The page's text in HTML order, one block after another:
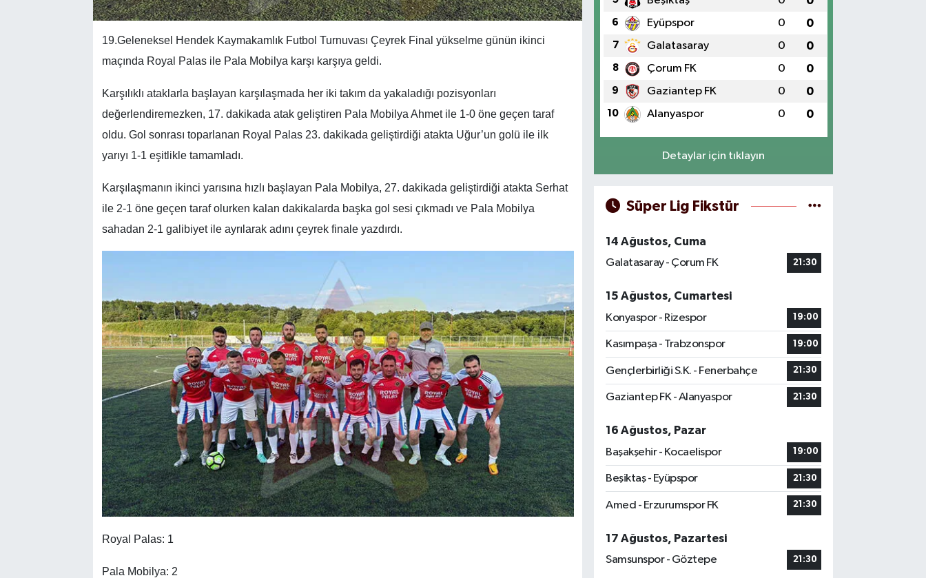
19.Geleneksel Hendek Kaymakamlık Futbol Turnuvası Çeyrek Final yükselme günün ikinci
maçında Royal Palas ile Pala Mobilya karşı karşıya geldi.
Karşılıklı ataklarla başlayan karşılaşmada her iki takım da yakaladığı pozisyonları
değerlendiremezken, 17. dakikada atak geliştiren Pala Mobilya Ahmet ile 1-0 öne geçen taraf
oldu. Gol sonrası toparlanan Royal Palas 23. dakikada geliştirdiği atakta Uğur’un golü ile ilk
yarıyı 1-1 eşitlikle tamamladı.
Karşılaşmanın ikinci yarısına hızlı başlayan Pala Mobilya, 27. dakikada geliştirdiği atakta Serhat
ile 2-1 öne geçen taraf olurken kalan dakikalarda başka gol sesi çıkmadı ve Pala Mobilya
sahadan 2-1 galibiyet ile ayrılarak adını çeyrek finale yazdırdı.
Royal Palas: 1
Pala Mobilya: 2
6 Eyüpspor 0 0
7 Galatasaray 0 0
8 Çorum FK 0 0
9 Gaziantep FK 0 0
10 Alanyaspor 0 0
Detaylar için tıklayın
Süper Lig Fikstür
14 Ağustos, Cuma
Galatasaray - Çorum FK
21:30
15 Ağustos, Cumartesi
Konyaspor - Rizespor
19:00
Kasımpaşa - Trabzonspor 19:00
Gençlerbirliği S.K. - Fenerbahçe 21:30
Gaziantep FK - Alanyaspor 21:30
16 Ağustos, Pazar
Başakşehir - Kocaelispor
19:00
Beşiktaş - Eyüpspor 21:30
Amed - Erzurumspor FK 21:30
17 Ağustos, Pazartesi
Samsunspor - Göztepe
21:30